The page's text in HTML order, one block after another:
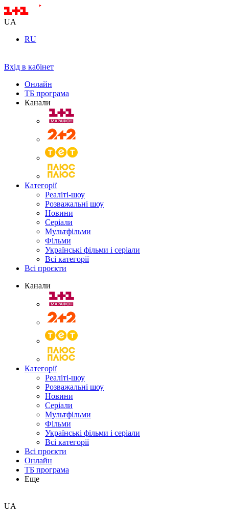
UA
RU
Вхід в кабінет
Онлайн
ТБ програма
Канали
Категорії
Реаліті-шоу
Розважальні шоу
Новини
Серіали
Мультфільми
Фільми
Українські фільми і серіали
Всі категорії
Всі проєкти
Канали
Категорії
Реаліті-шоу
Розважальні шоу
Новини
Серіали
Мультфільми
Фільми
Українські фільми і серіали
Всі категорії
Всі проєкти
Онлайн
ТБ програма
Еще
UA